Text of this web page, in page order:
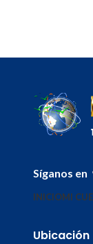
Síganos en
INICIOMI
Ubicación